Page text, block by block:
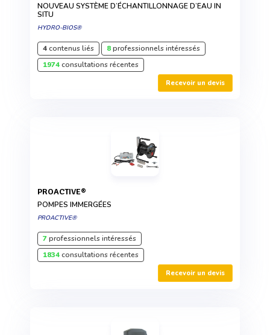
NOUVEAU SYSTÈME D’ÉCHANTILLONNAGE D’EAU IN
SITU
HYDRO-BIOS®
4contenus liés 8professionnels intéressés
1974consultations récentes
Recevoir un devis
PROACTIVE®
POMPES IMMERGÉES
PROACTIVE®
7professionnels intéressés
1834consultations récentes
Recevoir un devis